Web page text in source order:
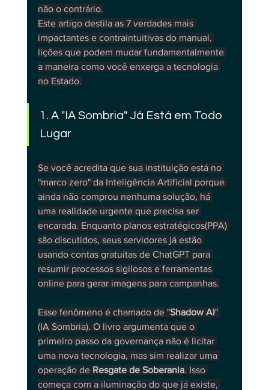
não o contrário.
Este artigo destila as 7 verdades mais
impactantes e contraintuitivas do manual,
lições que podem mudar fundamentalmente
a maneira como você enxerga a tecnologia
no Estado.
1. A "IA Sombria" Já Está em Todo
Lugar
Se você acredita que sua instituição está no
"marco zero" da Inteligência Artificial porque
ainda não comprou nenhuma solução, há
uma realidade urgente que precisa ser
encarada. Enquanto planos estratégicos(PPA)
são discutidos, seus servidores já estão
usando contas gratuitas de ChatGPT para
resumir processos sigilosos e ferramentas
online para gerar imagens para campanhas.
Esse fenômeno é chamado de "Shadow AI"
(IA Sombria). O livro argumenta que o
primeiro passo da governança não é licitar
uma nova tecnologia, mas sim realizar uma
operação de Resgate de Soberania. Isso
começa com a iluminação do que já existe,